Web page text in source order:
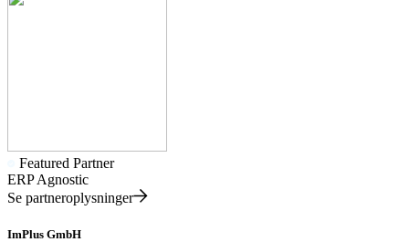
Featured Partner
ERP Agnostic
Se partneroplysninger
ImPlus GmbH